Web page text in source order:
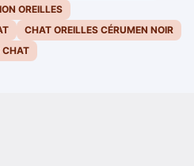
OREILLES
CHAT OREILLES CÉRUMEN NOIR
CHAT